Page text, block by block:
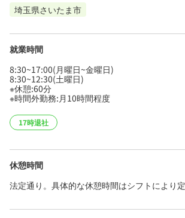
埼玉県さいたま市
就業時間
8:30~17:00(月曜日~金曜日)
8:30~12:30(土曜日)
※休憩:60分
※時間外勤務:月10時間程度
17時退社
休憩時間
法定通り。具体的な休憩時間はシフトにより定